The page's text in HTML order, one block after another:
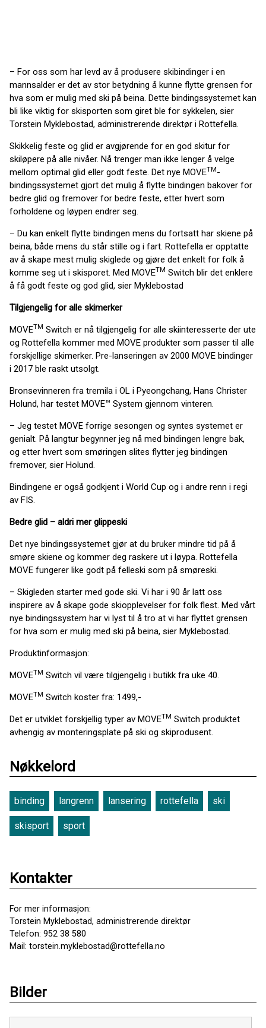
– For oss som har levd av å produsere skibindinger i en
mannsalder er det av stor betydning å kunne flytte grensen for
hva som er mulig med ski på beina. Dette bindingssystemet kan
bli like viktig for skisporten som giret ble for sykkelen, sier
Torstein Myklebostad, administrerende direktør i Rottefella.
Skikkelig feste og glid er avgjørende for en god skitur for
skiløpere på alle nivåer. Nå trenger man ikke lenger å velge
mellom optimal glid eller godt feste. Det nye MOVETM -
bindingssystemet gjort det mulig å flytte bindingen bakover for
bedre glid og fremover for bedre feste, etter hvert som
forholdene og løypen endrer seg.
– Du kan enkelt flytte bindingen mens du fortsatt har skiene på
beina, både mens du står stille og i fart. Rottefella er opptatte
av å skape mest mulig skiglede og gjøre det enkelt for folk å
komme seg ut i skisporet. Med MOVETM Switch blir det enklere
å få godt feste og god glid, sier Myklebostad
Tilgjengelig for alle skimerker
MOVETM Switch er nå tilgjengelig for alle skiinteresserte der ute
og Rottefella kommer med MOVE produkter som passer til alle
forskjellige skimerker. Pre-lanseringen av 2000 MOVE bindinger
i 2017 ble raskt utsolgt.
Bronsevinneren fra tremila i OL i Pyeongchang, Hans Christer
Holund, har testet MOVE™ System gjennom vinteren.
– Jeg testet MOVE forrige sesongen og syntes systemet er
genialt. På langtur begynner jeg nå med bindingen lengre bak,
og etter hvert som smøringen slites flytter jeg bindingen
fremover, sier Holund.
Bindingene er også godkjent i World Cup og i andre renn i regi
av FIS.
Bedre glid – aldri mer glippeski
Det nye bindingssystemet gjør at du bruker mindre tid på å
smøre skiene og kommer deg raskere ut i løypa. Rottefella
MOVE fungerer like godt på felleski som på smøreski.
– Skigleden starter med gode ski. Vi har i 90 år latt oss
inspirere av å skape gode skiopplevelser for folk flest. Med vårt
nye bindingssystem har vi lyst til å tro at vi har flyttet grensen
for hva som er mulig med ski på beina, sier Myklebostad.
Produktinformasjon:
MOVETM Switch vil være tilgjengelig i butikk fra uke 40.
MOVETM Switch koster fra: 1499,-
Det er utviklet forskjellig typer av MOVETM Switch produktet
avhengig av monteringsplate på ski og skiprodusent.
Nøkkelord
binding langrenn lansering rottefella ski
skisport sport
Kontakter
For mer informasjon:
Torstein Myklebostad, administrerende direktør
Telefon: 952 38 580
Mail: torstein.myklebostad@rottefella.no
Bilder